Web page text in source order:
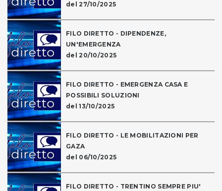
del 27/10/2025
FILO DIRETTO - DIPENDENZE,
UN'EMERGENZA
del 20/10/2025
FILO DIRETTO - EMERGENZA CASA E
POSSIBILI SOLUZIONI
del 13/10/2025
FILO DIRETTO - LE MOBILITAZIONI PER
GAZA
del 06/10/2025
FILO DIRETTO - TRENTINO SEMPRE PIU'